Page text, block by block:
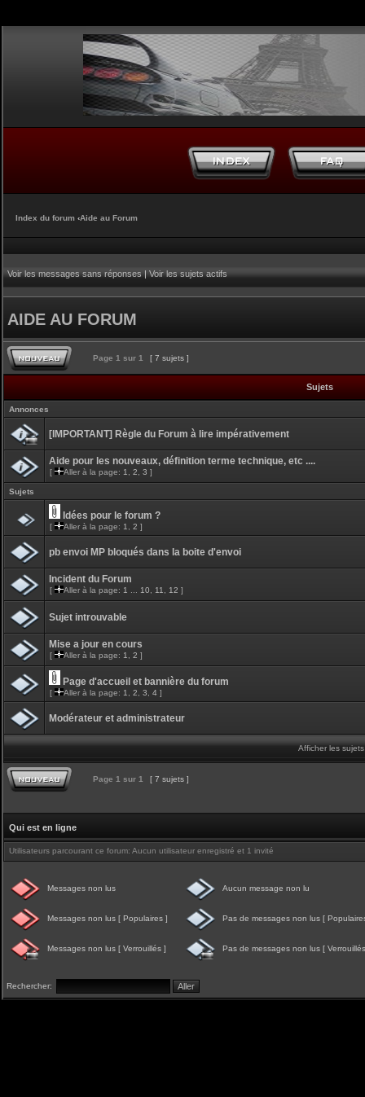
Index du forum ‹Aide au Forum
Voir les messages sans réponses|Voir les sujets actifs
AIDE AU FORUM
Page 1 sur 1 [ 7 sujets ]
Sujets
Annonces
[IMPORTANT] Règle du Forum à lire impérativement
Aide pour les nouveaux, définition terme technique, etc ....
[ Aller à la page: 1 2 3 ]
Sujets
Idées pour le forum ?
[ Aller à la page: 1 2 ]
pb envoi MP bloqués dans la boite d'envoi
Incident du Forum
[ Aller à la page: 1 10 11 12 ]
Sujet introuvable
Mise a jour en cours
[ Aller à la page: 1 2 ]
Page d'accueil et bannière du forum
[ Aller à la page: 1 2 3 4 ]
Modérateur et administrateur
Afficher les
Page 1 sur 1 [ 7 sujets ]
Qui est en ligne
Utilisateurs parcourant ce forum: Aucun utilisateur enregistré et 1 invité
Messages non lus Aucun message non lu
Messages non lus [ Populaires ] Pas de messages non lus [
Messages non lus [ Verrouillés ] Pas de messages non lus [
Rechercher: